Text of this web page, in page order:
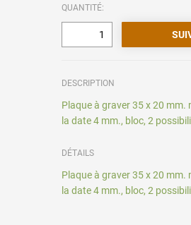
QUANTITÉ:
DESCRIPTION
Plaque à graver 35 x 20
la date 4 mm., bloc, 2
DÉTAILS
Plaque à graver 35 x 20
la date 4 mm., bloc, 2